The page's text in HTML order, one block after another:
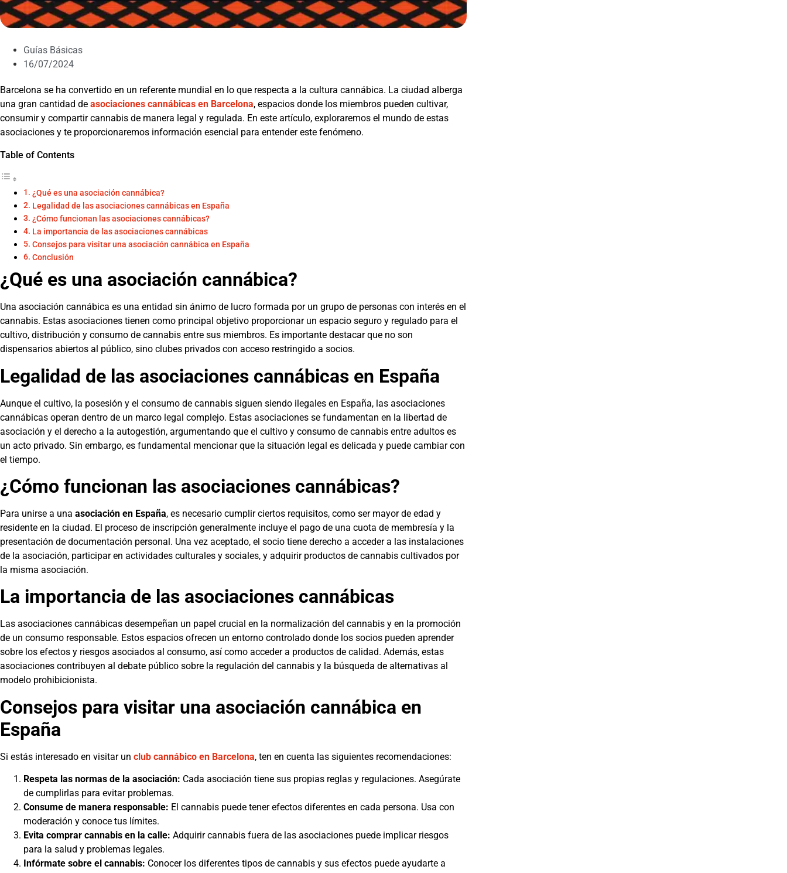
Guías Básicas
16/07/2024
Barcelona se ha convertido en un referente mundial en lo que respecta a la cultura cannábica. La ciudad alberga
una gran cantidad de asociaciones cannábicas en Barcelona, espacios donde los miembros pueden cultivar,
consumir y compartir cannabis de manera legal y regulada. En este artículo, exploraremos el mundo de estas
asociaciones y te proporcionaremos información esencial para entender este fenómeno.
Table of Contents
¿Qué es una asociación cannábica?
Legalidad de las asociaciones cannábicas en España
¿Cómo funcionan las asociaciones cannábicas?
La importancia de las asociaciones cannábicas
Consejos para visitar una asociación cannábica en España
Conclusión
¿Qué es una asociación cannábica?
Una asociación cannábica es una entidad sin ánimo de lucro formada por un grupo de personas con interés en el
cannabis. Estas asociaciones tienen como principal objetivo proporcionar un espacio seguro y regulado para el
cultivo, distribución y consumo de cannabis entre sus miembros. Es importante destacar que no son
dispensarios abiertos al público, sino clubes privados con acceso restringido a socios.
Legalidad de las asociaciones cannábicas en España
Aunque el cultivo, la posesión y el consumo de cannabis siguen siendo ilegales en España, las asociaciones
cannábicas operan dentro de un marco legal complejo. Estas asociaciones se fundamentan en la libertad de
asociación y el derecho a la autogestión, argumentando que el cultivo y consumo de cannabis entre adultos es
un acto privado. Sin embargo, es fundamental mencionar que la situación legal es delicada y puede cambiar con
el tiempo.
¿Cómo funcionan las asociaciones cannábicas?
Para unirse a una asociación en España, es necesario cumplir ciertos requisitos, como ser mayor de edad y
residente en la ciudad. El proceso de inscripción generalmente incluye el pago de una cuota de membresía y la
presentación de documentación personal. Una vez aceptado, el socio tiene derecho a acceder a las instalaciones
de la asociación, participar en actividades culturales y sociales, y adquirir productos de cannabis cultivados por
la misma asociación.
La importancia de las asociaciones cannábicas
Las asociaciones cannábicas desempeñan un papel crucial en la normalización del cannabis y en la promoción
de un consumo responsable. Estos espacios ofrecen un entorno controlado donde los socios pueden aprender
sobre los efectos y riesgos asociados al consumo, así como acceder a productos de calidad. Además, estas
asociaciones contribuyen al debate público sobre la regulación del cannabis y la búsqueda de alternativas al
modelo prohibicionista.
Consejos para visitar una asociación cannábica en
España
Si estás interesado en visitar un club cannábico en Barcelona, ten en cuenta las siguientes recomendaciones:
Respeta las normas de la asociación: Cada asociación tiene sus propias reglas y regulaciones. Asegúrate
de cumplirlas para evitar problemas.
Consume de manera responsable: El cannabis puede tener efectos diferentes en cada persona. Usa con
moderación y conoce tus límites.
Evita comprar cannabis en la calle: Adquirir cannabis fuera de las asociaciones puede implicar riesgos
para la salud y problemas legales.
Infórmate sobre el cannabis: Conocer los diferentes tipos de cannabis y sus efectos puede ayudarte a